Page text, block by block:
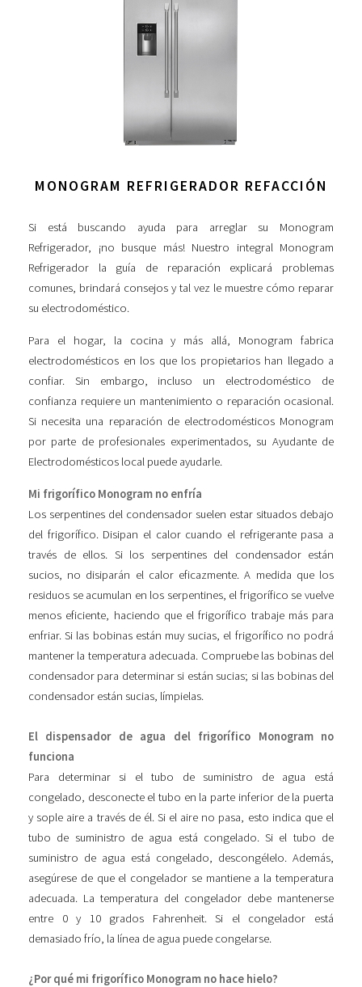
MONOGRAM REFRIGERADOR REFACCIÓN
Si está buscando ayuda para arreglar su Monogram
Refrigerador, ¡no busque más! Nuestro integral Monogram
Refrigerador la guía de reparación explicará problemas
comunes, brindará consejos y tal vez le muestre cómo reparar
su electrodoméstico.
Para el hogar, la cocina y más allá, Monogram fabrica
electrodomésticos en los que los propietarios han llegado a
confiar. Sin embargo, incluso un electrodoméstico de
confianza requiere un mantenimiento o reparación ocasional.
Si necesita una reparación de electrodomésticos Monogram
por parte de profesionales experimentados, su Ayudante de
Electrodomésticos local puede ayudarle.
Mi frigorífico Monogram no enfría
Los serpentines del condensador suelen estar situados debajo
del frigorífico. Disipan el calor cuando el refrigerante pasa a
través de ellos. Si los serpentines del condensador están
sucios, no disiparán el calor eficazmente. A medida que los
residuos se acumulan en los serpentines, el frigorífico se vuelve
menos eficiente, haciendo que el frigorífico trabaje más para
enfriar. Si las bobinas están muy sucias, el frigorífico no podrá
mantener la temperatura adecuada. Compruebe las bobinas del
condensador para determinar si están sucias; si las bobinas del
condensador están sucias, límpielas.
El dispensador de agua del frigorífico Monogram no
funciona
Para determinar si el tubo de suministro de agua está
congelado, desconecte el tubo en la parte inferior de la puerta
y sople aire a través de él. Si el aire no pasa, esto indica que el
tubo de suministro de agua está congelado. Si el tubo de
suministro de agua está congelado, descongélelo. Además,
asegúrese de que el congelador se mantiene a la temperatura
adecuada. La temperatura del congelador debe mantenerse
entre 0 y 10 grados Fahrenheit. Si el congelador está
demasiado frío, la línea de agua puede congelarse.
¿Por qué mi frigorífico Monogram no hace hielo?